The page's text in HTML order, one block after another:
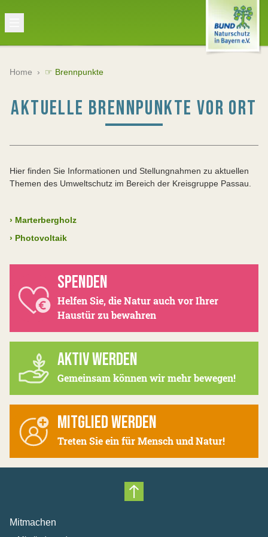
Home › ☞ Brennpunkte
AKTUELLE BRENNPUNKTE VOR ORT
Hier finden Sie Informationen und Stellungnahmen zu aktuellen
Themen des Umweltschutz im Bereich der Kreisgruppe Passau.
› Marterbergholz
› Photovoltaik
SPENDEN
Helfen Sie, die Natur auch vor Ihrer
Haustür zu bewahren
AKTIV WERDEN
Gemeinsam können wir mehr bewegen!
MITGLIED WERDEN
Treten Sie ein für Mensch und Natur!
Nach oben scrollen
Mitmachen